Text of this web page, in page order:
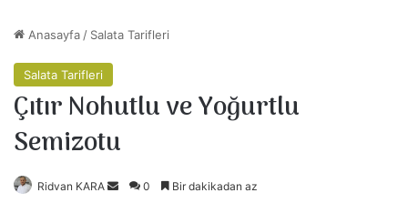
Anasayfa / Salata Tarifleri
Salata Tarifleri
Çıtır Nohutlu ve Yoğurtlu
Semizotu
Ridvan KARA 0 Bir dakikadan az